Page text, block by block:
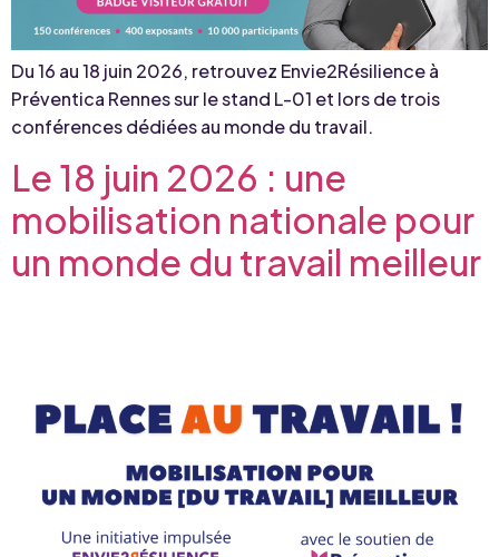
Du 16 au 18 juin 2026, retrouvez Envie2Résilience à
Préventica Rennes sur le stand L-01 et lors de trois
conférences dédiées au monde du travail.
Le 18 juin 2026 : une
mobilisation nationale pour
un monde du travail meilleur